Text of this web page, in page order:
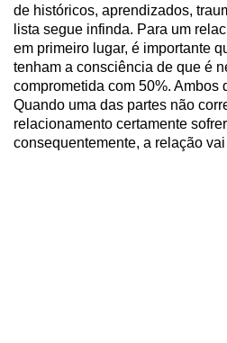
de históricos, aprendizados,
lista segue infinda. Para um
em primeiro lugar, é importante
tenham a consciência de que é
comprometida com 50%. Ambos
Quando uma das partes não
relacionamento certamente
consequentemente, a relação vai